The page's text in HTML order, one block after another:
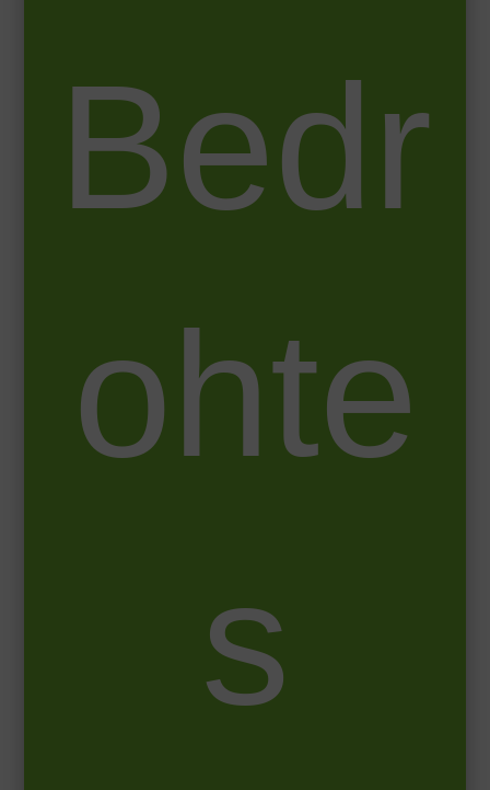
Bedr
ohte
s